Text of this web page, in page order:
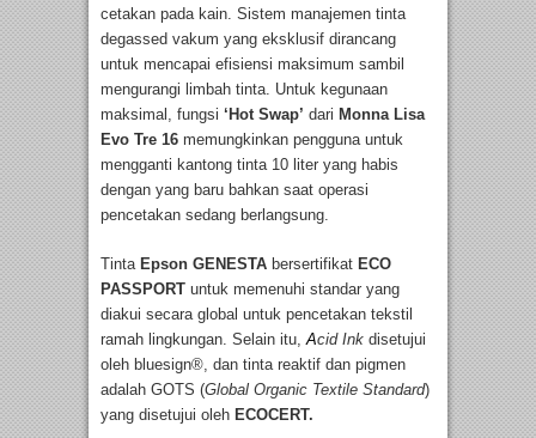
cetakan pada kain. Sistem manajemen tinta
degassed vakum yang eksklusif dirancang
untuk mencapai efisiensi maksimum sambil
mengurangi limbah tinta. Untuk kegunaan
maksimal, fungsi ‘Hot Swap’ dari Monna Lisa
Evo Tre 16 memungkinkan pengguna untuk
mengganti kantong tinta 10 liter yang habis
dengan yang baru bahkan saat operasi
pencetakan sedang berlangsung.
Tinta Epson GENESTA bersertifikat ECO
PASSPORT untuk memenuhi standar yang
diakui secara global untuk pencetakan tekstil
ramah lingkungan. Selain itu,Acid Ink disetujui
oleh bluesign®, dan tinta reaktif dan pigmen
adalah GOTS (Global Organic Textile Standard)
yang disetujui oleh ECOCERT.